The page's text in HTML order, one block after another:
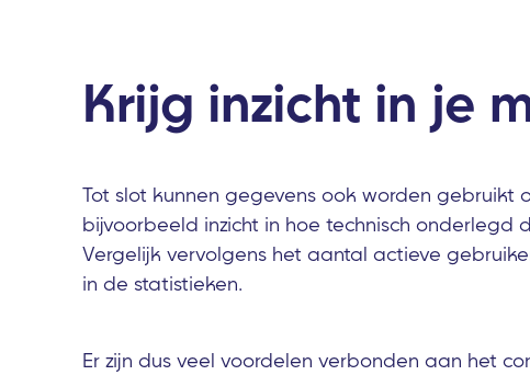
Krijg inzicht in je
Tot slot kunnen gegevens ook worden gebruikt
bijvoorbeeld inzicht in hoe technisch onderlegd
Vergelijk vervolgens het aantal actieve
in de statistieken.
Er zijn dus veel voordelen verbonden aan het